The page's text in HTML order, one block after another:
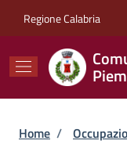
Regione Calabria
Briciole
Home /